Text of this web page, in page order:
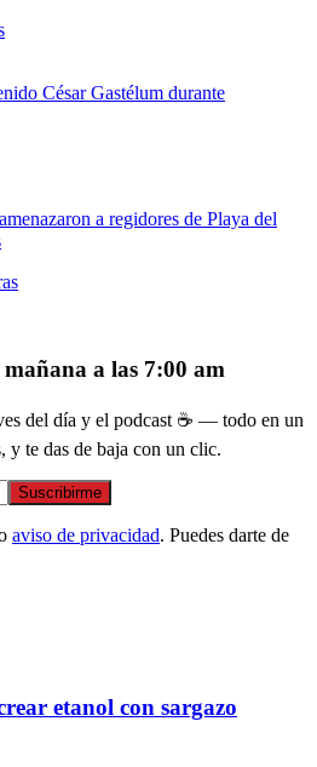
César Gastélum durante
a regidores de Playa del
a las 7:00 am
del día y el podcast ☕ — todo en un
y te das de baja con un clic.
Suscribirme
aviso de privacidad. Puedes darte de
etanol con sargazo